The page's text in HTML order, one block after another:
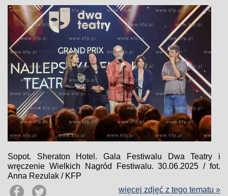
Sopot. Sheraton Hotel. Gala Festiwalu Dwa Teatry i
wręczenie Wielkich Nagród Festiwalu. 30.06.2025 / fot.
Anna Rezulak / KFP
więcej zdjęć z tego tematu »